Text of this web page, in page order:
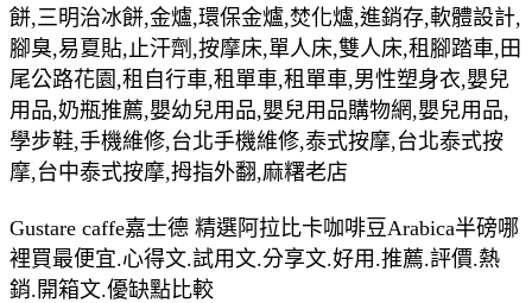
餅,三明治冰餅,金爐,環保金爐,焚化爐,進銷存,軟體設計,
腳臭,易夏貼,止汗劑,按摩床,單人床,雙人床,租腳踏車,田
尾公路花園,租自行車,租單車,租單車,男性塑身衣,嬰兒
用品,奶瓶推薦,嬰幼兒用品,嬰兒用品購物網,嬰兒用品,
學步鞋,手機維修,台北手機維修,泰式按摩,台北泰式按
摩,台中泰式按摩,拇指外翻,麻糬老店
Gustare caffe嘉士德 精選阿拉比卡咖啡豆Arabica半磅哪
裡買最便宜.心得文.試用文.分享文.好用.推薦.評價.熱
銷.開箱文.優缺點比較